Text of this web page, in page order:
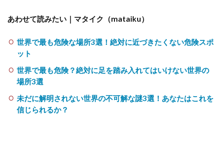
あわせて読みたい｜マタイク（mataiku）
世界で最も危険な場所3選！絶対に近づきたくない危険スポ
ット
世界で最も危険？絶対に足を踏み入れてはいけない世界の
場所3選
未だに解明されない世界の不可解な謎3選！あなたはこれを
信じられるか？